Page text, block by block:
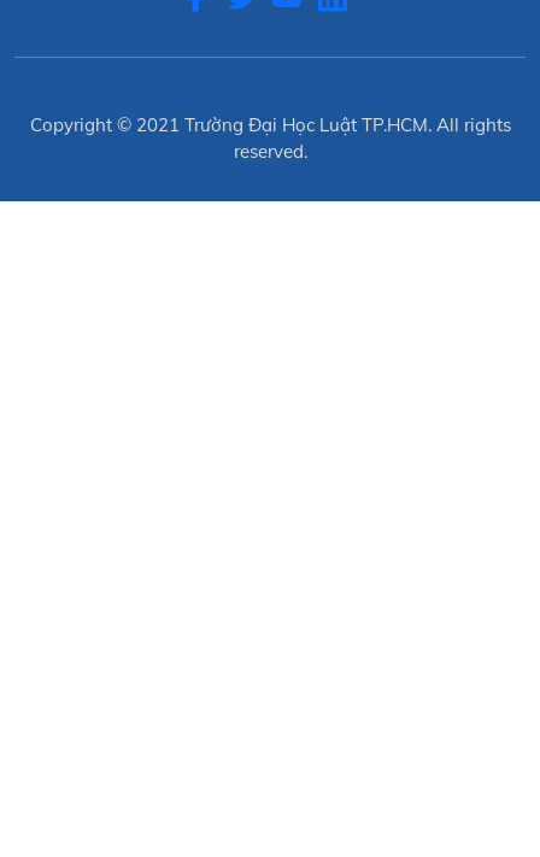
Copyright © 2021 Trường Đại Học Luật TP.HCM. All rights
reserved.